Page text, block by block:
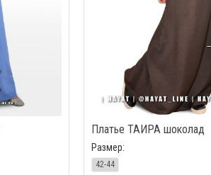
Платье ТАИРА шоколад
Размер:
42-44